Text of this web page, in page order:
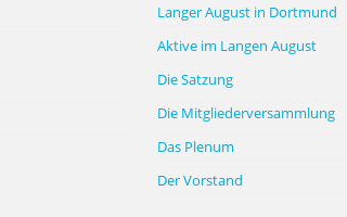
Langer August in Dortmund
Aktive im Langen August
Die Satzung
Die Mitgliederversammlung
Das Plenum
Der Vorstand